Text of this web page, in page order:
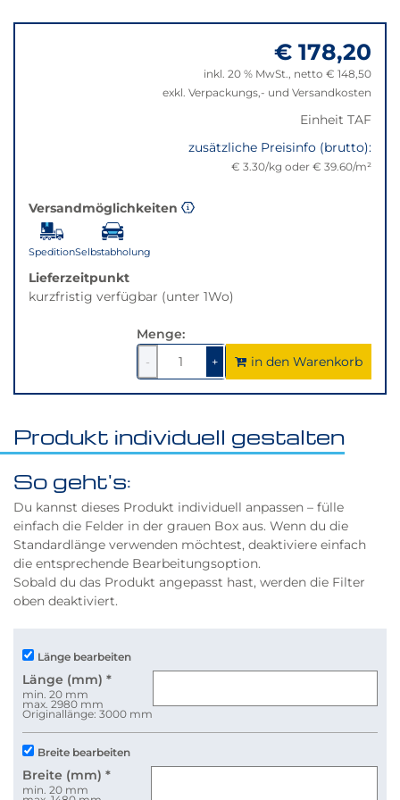
der
zu
€ 178,20
inkl. 20 % MwSt., netto € 148,50
exkl. Verpackungs,- und Versandkosten
Einheit TAF
zusätzliche Preisinfo (brutto):
€ 3.30/kg oder € 39.60/m²
Versandmöglichkeiten
SpeditionSelbstabholung
Lieferzeitpunkt
kurzfristig verfügbar (unter 1Wo)
Menge:
-
1
verringern
+1um
1
erhöhen
in den Warenkorb
Produkt individuell gestalten
So geht's:
Du kannst dieses Produkt individuell anpassen – fülle
einfach die Felder in der grauen Box aus. Wenn du die
Standardlänge verwenden möchtest, deaktiviere einfach
die entsprechende Bearbeitungsoption.
Sobald du das Produkt angepasst hast, werden die Filter
oben deaktiviert.
Länge bearbeiten
Länge (mm) *
min. 20 mm
max. 2980 mm
Originallänge: 3000 mm
Breite bearbeiten
Breite (mm) *
min. 20 mm